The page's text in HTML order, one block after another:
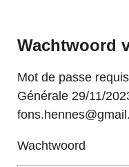
Wachtwoord
Mot de passe
Générale 29/11/
Wachtwoord